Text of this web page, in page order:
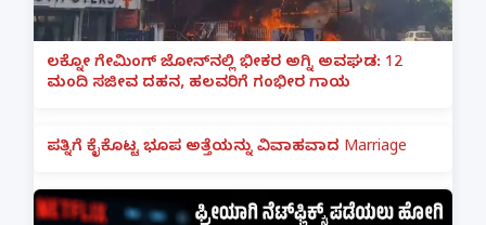
ಲಕ್ನೋ ಗೇಮಿಂಗ್ ಜೋನ್‌ನಲ್ಲಿ ಭೀಕರ ಅಗ್ನಿ ಅವಘಡ: 12
ಮಂದಿ ಸಜೀವ ದಹನ, ಹಲವರಿಗೆ ಗಂಭೀರ ಗಾಯ
ಪತ್ನಿಗೆ ಕೈಕೊಟ್ಟ ಭೂಪ ಅತ್ತೆಯನ್ನು ವಿವಾಹವಾದ Marriage